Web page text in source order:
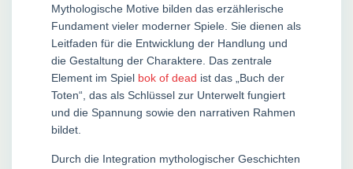
Mythologische Motive bilden das erzählerische
Fundament vieler moderner Spiele. Sie dienen als
Leitfaden für die Entwicklung der Handlung und
die Gestaltung der Charaktere. Das zentrale
Element im Spiel bok of dead ist das „Buch der
Toten“, das als Schlüssel zur Unterwelt fungiert
und die Spannung sowie den narrativen Rahmen
bildet.
Durch die Integration mythologischer Geschichten